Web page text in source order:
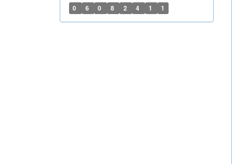
0 6 0 8 2 4 1 1